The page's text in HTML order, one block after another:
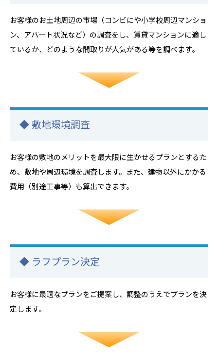
お客様のお土地周辺の市場（コンビにや小学校周辺マンショ
ン、アパート状況など）の調査をし、賃貸マンションに適し
ているか、どのような間取りが人気がある等を調べます。
◆ 敷地環境調査
お客様の敷地のメリットを最大限に生かせるプランとするた
め、敷地や周辺環境を調査します。また、建物以外にかかる
費用（別途工事等）も算出できます。
◆ ラフプラン決定
お客様に最適なプランをご提案し、調整のうえでプランを決
定します。